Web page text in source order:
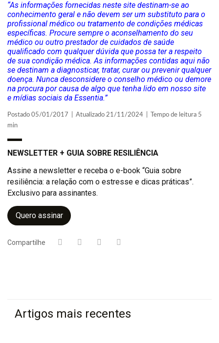
“As informações fornecidas neste site destinam-se ao
conhecimento geral e não devem ser um substituto para o
profissional médico ou tratamento de condições médicas
específicas. Procure sempre o aconselhamento do seu
médico ou outro prestador de cuidados de saúde
qualificado com qualquer dúvida que possa ter a respeito
de sua condição médica. As informações contidas aqui não
se destinam a diagnosticar, tratar, curar ou prevenir qualquer
doença. Nunca desconsidere o conselho médico ou demore
na procura por causa de algo que tenha lido em nosso site
e mídias sociais da Essentia.”
Postado 05/01/2017 | Atualizado 21/11/2024 | Tempo de leitura 5
min
NEWSLETTER + GUIA SOBRE RESILIÊNCIA
Assine a newsletter e receba o e-book “Guia sobre
resiliência: a relação com o estresse e dicas práticas”.
Exclusivo para assinantes.
Quero assinar
Compartilhe
Artigos mais recentes